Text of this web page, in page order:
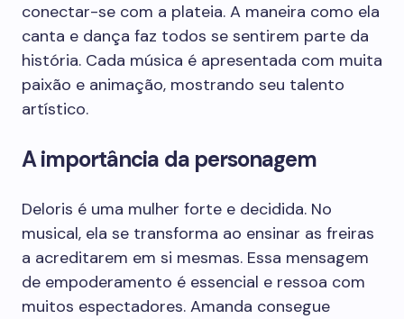
conectar-se com a plateia. A maneira como ela
canta e dança faz todos se sentirem parte da
história. Cada música é apresentada com muita
paixão e animação, mostrando seu talento
artístico.
A importância da personagem
Deloris é uma mulher forte e decidida. No
musical, ela se transforma ao ensinar as freiras
a acreditarem em si mesmas. Essa mensagem
de empoderamento é essencial e ressoa com
muitos espectadores. Amanda consegue